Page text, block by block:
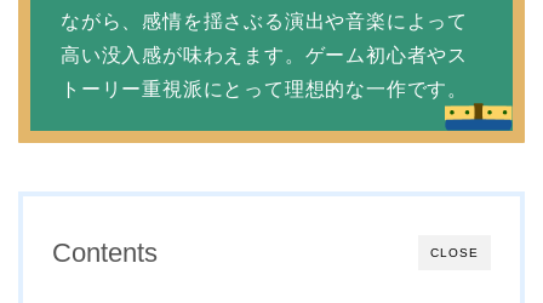
ながら、感情を揺さぶる演出や音楽によって
高い没入感が味わえます。ゲーム初心者やス
トーリー重視派にとって理想的な一作です。
CLOSE
Contents